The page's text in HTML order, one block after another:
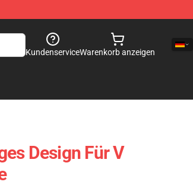
KundenserviceWarenkorb anzeigen
Design Für V